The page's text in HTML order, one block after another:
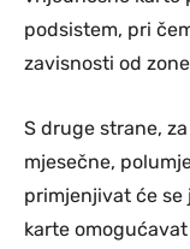
podsistem, pri
zavisnosti od
S druge strane,
mjesečne,
primjenjivat će
karte